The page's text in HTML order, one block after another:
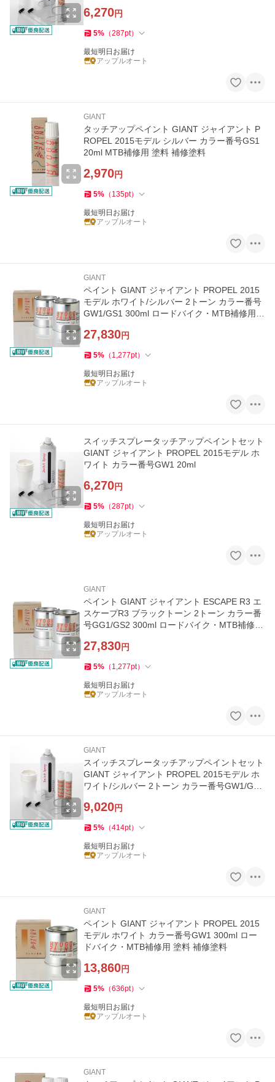
6,270円
5% （287pt）
最短明日お届け
アップルオート
GIANT
タッチアップペイント GIANT ジャイアント P
ROPEL 2015モデル シルバー カラー番号GS1
20ml MTB補修用 塗料 補修塗料
2,970円
5% （ 135pt）
最短明日お届け
アップルオート
GIANT
ペイント GIANT ジャイアント PROPEL 2015
モデル ホワイト/シルバー 2トーン カラー番号
GW1/GS1 300ml ロードバイク・MTB補修用
27,830円
5% （ 1,277pt）
最短明日お届け
アップルオート
スイッチスプレータッチアップペイントセット
GIANT ジャイアント PROPEL 2015モデル ホ
ワイト カラー番号GW1 20ml
6,270円
5% （287pt）
最短明日お届け
アップルオート
GIANT
ペイント GIANT ジャイアント ESCAPE R3 エ
スケープR3 ブラックトーン 2トーン カラー番
号GG1/GS2 300ml ロードバイク・MTB補修用
27,830円
5% （ 1,277pt）
最短明日お届け
アップルオート
GIANT
スイッチスプレータッチアップペイントセット
GIANT ジャイアント PROPEL 2015モデル ホ
ワイト/シルバー 2トーン カラー番号GW1/GS1
9,020円
5% （414pt）
最短明日お届け
アップルオート
GIANT
ペイント GIANT ジャイアント PROPEL 2015
モデル ホワイト カラー番号GW1 300ml ロー
ドバイク・MTB補修用 塗料 補修塗料
13,860円
5% （636pt）
最短明日お届け
アップルオート
GIANT